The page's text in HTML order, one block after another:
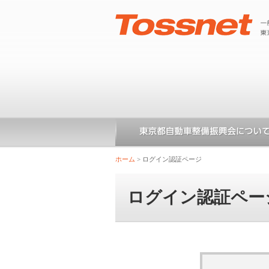
ホーム > ログイン認証ページ
ログイン認証ペー